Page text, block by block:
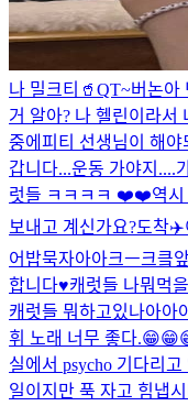
나 밀크티🥤 QT~버논아
거 알아? 나 헬린이라서
중에 피티 선생님이 해야
갑니다...운동 가야지....
럿들 ㅋㅋㅋㅋ ❤️❤️역
보내고 계신가요?도착✈️
어 밥묵자아아크ㅡ크킄
합니다♥️캐럿들 나뭐먹
캐럿들 뭐하고있나아아
휘 노래 너무 좋다
실에서 psycho 기다리고
일이지만 푹 자고 힘냅